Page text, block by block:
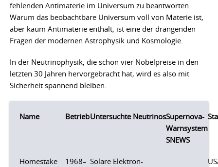
fehlenden Antimaterie im Universum zu beantworten.
Warum das beobachtbare Universum voll von Materie ist,
aber kaum Antimaterie enthält, ist eine der drängenden
Fragen der modernen Astrophysik und Kosmologie.
In der Neutrinophysik, die schon vier Nobelpreise in den
letzten 30 Jahren hervorgebracht hat, wird es also mit
Sicherheit spannend bleiben.
Name BetriebUntersuchte NeutrinosSupernova-
Warnsystem
SNEWS
Homestake
1968– Solare Elektron-